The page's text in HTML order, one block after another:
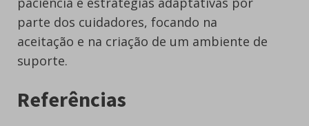
parte dos cuidadores, focando na
aceitação e na criação de um ambiente de
suporte.
Referências